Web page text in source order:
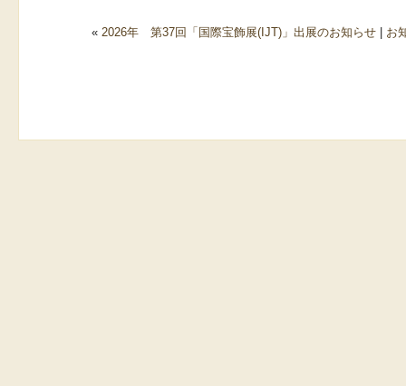
« 2026年 第37回「国際宝飾展(IJT)」出展のお知らせ| お